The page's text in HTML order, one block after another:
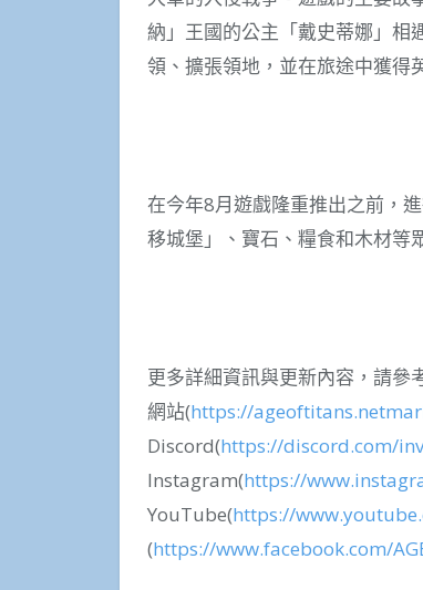
納」王國的公主「戴史蒂娜」相
領、擴張領地，並在旅途中獲得
在今年8月遊戲隆重推出之前，
移城堡」、寶石、糧食和木材等
更多詳細資訊與更新內容，請參
網站(https://
Discord(https://discord.com/
Instagram(https://
YouTube(https://
(https://www.facebook.com/